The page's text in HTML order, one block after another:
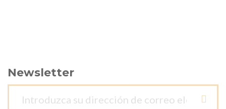
Newsletter